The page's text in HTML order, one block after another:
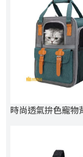
時尚透氣拚色寵物